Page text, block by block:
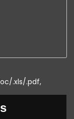
.xls/.pdf,